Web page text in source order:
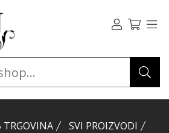
TRGOVINA
SVI PROIZVODI